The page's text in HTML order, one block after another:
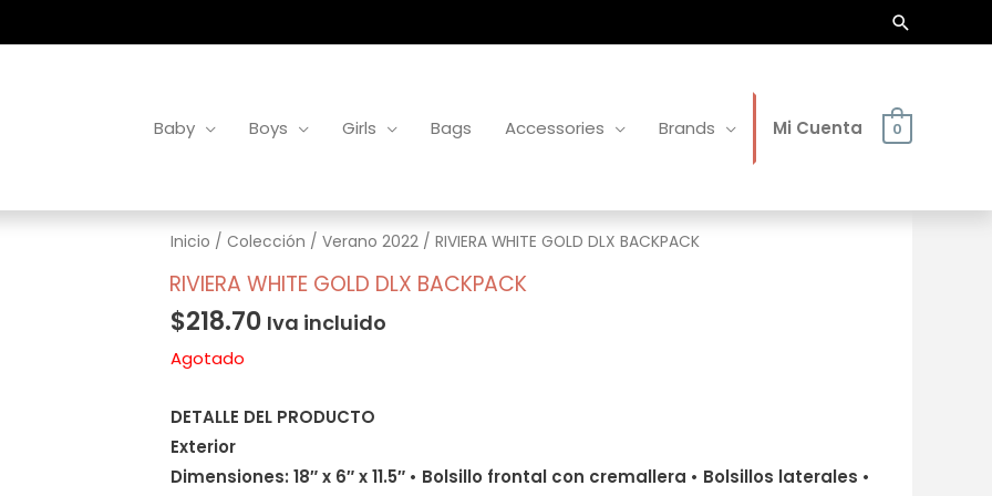
Buscar
Baby Boys Girls Bags Accessories Brands Mi Cuenta 0
Inicio / Colección / Verano 2022/ RIVIERA WHITE GOLD DLX BACKPACK
RIVIERA WHITE GOLD DLX BACKPACK
$218.70 Iva incluido
Agotado
DETALLE DEL PRODUCTO
Exterior
Dimensiones: 18″ x 6″ x 11.5″ • Bolsillo frontal con cremallera • Bolsillos laterales •